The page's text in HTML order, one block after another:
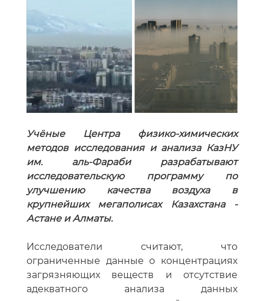
Учёные Центра физико-химических
методов исследования и анализа КазНУ
им. аль-Фараби разрабатывают
исследовательскую программу по
улучшению качества воздуха в
крупнейших мегаполисах Казахстана -
Астане и Алматы.
Исследователи считают, что
ограниченные данные о концентрациях
загрязняющих веществ и отсутствие
адекватного анализа данных